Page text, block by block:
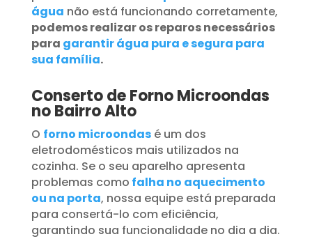
água não está funcionando corretamente,
podemos realizar os reparos necessários
para garantir água pura e segura para
sua família.
Conserto de Forno Microondas
no Bairro Alto
O forno microondasé um dos
eletrodomésticos mais utilizados na
cozinha. Se o seu aparelho apresenta
problemas como falha no aquecimento
ou na porta, nossa equipe está preparada
para consertá-lo com eficiência,
garantindo sua funcionalidade no dia a dia.